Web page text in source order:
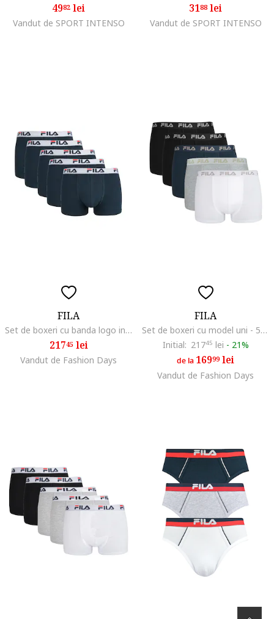
4982 lei
Vandut de SPORT INTENSO
3188 lei
Vandut de SPORT INTENSO
FILA
Set de boxeri cu banda logo in talie - 5 perechi, Albastru
21745lei
Vandut de Fashion Days
FILA
Set de boxeri cu model uni - 5 perechi, Multicolor
Initial: 21745 lei - 21%
de la 16999lei
Vandut de Fashion Days